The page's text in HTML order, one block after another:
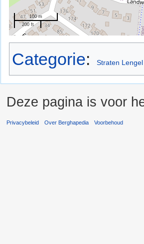
100 m
200 ft
Categorie: Straten Lengel
Deze pagina is voor
Privacybeleid Over Berghapedia Voorbehoud